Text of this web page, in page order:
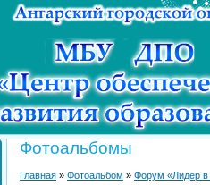
Фотоальбомы
Главная » Фотоальбом » Форум «Лидер в